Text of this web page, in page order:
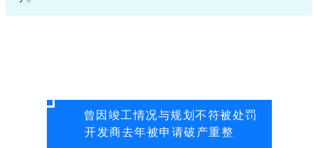
曾因竣工情况与规划不符被处罚
开发商去年被申请破产重整